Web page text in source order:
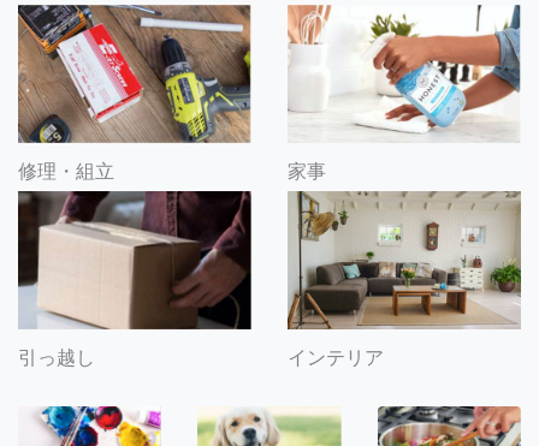
修理・組立 家事
引っ越し インテリア